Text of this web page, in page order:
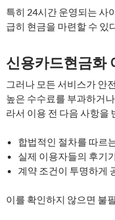
특히 24시간 운영되는 사
급히 현금을 마련할 수 있
신용카드현금화
그러나 모든 서비스가 안
높은 수수료를 부과하거
라서 이용 전 다음 사항을
합법적인 절차를 따르
실제 이용자들의 후기
계약 조건이 투명하게
이를 확인하지 않으면 불